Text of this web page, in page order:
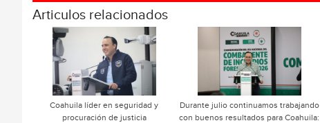
Articulos relacionados
Coahuila líder en seguridad y
procuración de justicia
Durante julio continuamos trabajando
con buenos resultados para Coahuila: